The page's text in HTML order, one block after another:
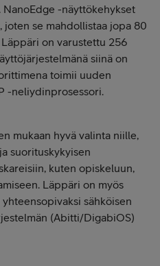
NanoEdge -näyttökehykset
joten se mahdollistaa jopa 80
on varustettu 256
siinä on
toimii uuden
-neliydinprosessori.
mukaan hyvä valinta niille,
suorituskykyisen
kuten opiskeluun,
Läppäri on myös
sähköisen
(Abitti/DigabiOS)